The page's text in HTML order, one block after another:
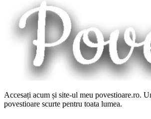
Accesați acum și site-ul meu povestioare.ro.
povestioare scurte pentru toata lumea.